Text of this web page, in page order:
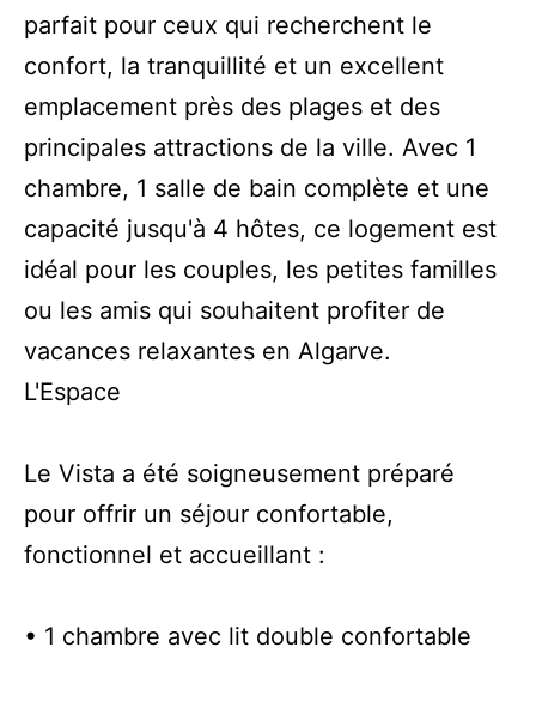
parfait pour ceux qui recherchent le
confort, la tranquillité et un excellent
emplacement près des plages et des
principales attractions de la ville. Avec 1
chambre, 1 salle de bain complète et une
capacité jusqu'à 4 hôtes, ce logement est
idéal pour les couples, les petites familles
ou les amis qui souhaitent profiter de
vacances relaxantes en Algarve.
L'Espace
Le Vista a été soigneusement préparé
pour offrir un séjour confortable,
fonctionnel et accueillant :
• 1 chambre avec lit double confortable